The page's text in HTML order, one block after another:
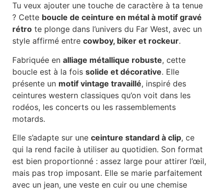
Tu veux ajouter une touche de caractère à ta tenue
? Cette boucle de ceinture en métal à motif gravé
rétro te plonge dans l’univers du Far West, avec un
style affirmé entre cowboy, biker et rockeur.
Fabriquée en alliage métallique robuste, cette
boucle est à la fois solide et décorative. Elle
présente un motif vintage travaillé, inspiré des
ceintures western classiques qu’on voit dans les
rodéos, les concerts ou les rassemblements
motards.
Elle s’adapte sur une ceinture standard à clip, ce
qui la rend facile à utiliser au quotidien. Son format
est bien proportionné : assez large pour attirer l’œil,
mais pas trop imposant. Elle se marie parfaitement
avec un jean, une veste en cuir ou une chemise